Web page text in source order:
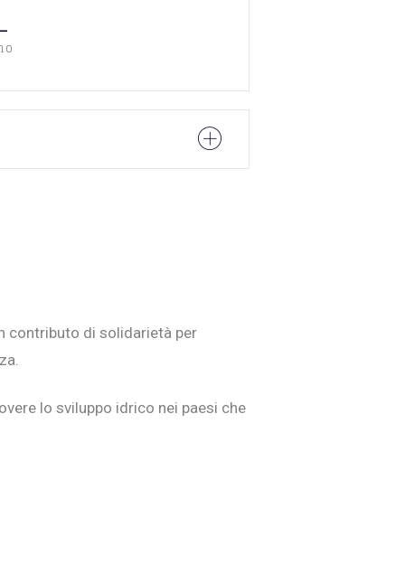
contributo di solidarietà per
lo sviluppo idrico nei paesi che